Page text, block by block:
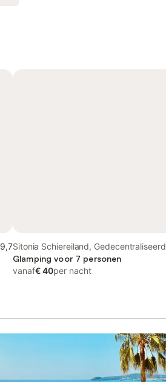
9,7Sitonia Schiereiland, Gedecentraliseerd
bestuur van Macedonië-Thracië
Glamping voor 7 personen
vanaf€ 40per nacht